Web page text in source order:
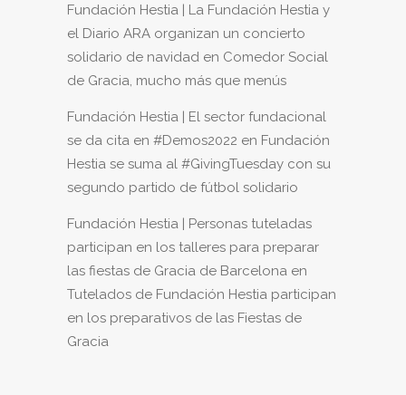
Fundación Hestia | La Fundación Hestia y
el Diario ARA organizan un concierto
solidario de navidad en Comedor Social
de Gracia, mucho más que menús
Fundación Hestia | El sector fundacional
se da cita en #Demos2022 en Fundación
Hestia se suma al #GivingTuesday con su
segundo partido de fútbol solidario
Fundación Hestia | Personas tuteladas
participan en los talleres para preparar
las fiestas de Gracia de Barcelona en
Tutelados de Fundación Hestia participan
en los preparativos de las Fiestas de
Gracia